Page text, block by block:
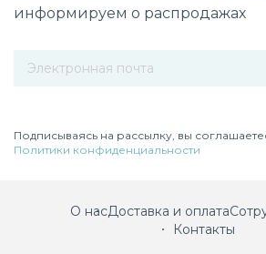
информируем о распродажах
Подписываясь на рассылку, вы
Политики конфиденциальности
О насДоставка и оплата
Контакты